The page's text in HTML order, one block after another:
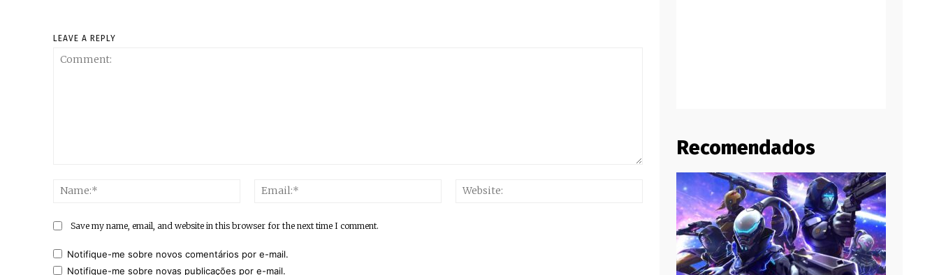
LEAVE A REPLY
Name:*
Email:* Website:
Save my name, email, and website in this browser for the next time I comment.
Notifique-me sobre novos comentários por e-mail.
Notifique-me sobre novas publicações por e-mail.
Recomendados